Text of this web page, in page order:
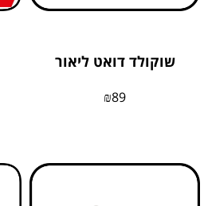
שוקולד דואט ליאור
₪89